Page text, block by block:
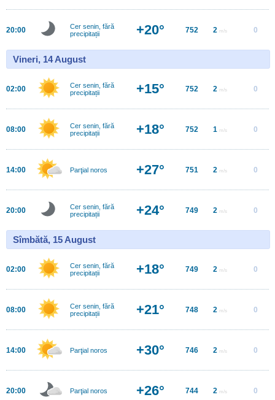
20:00
Cer senin, fără
precipitații
+20° 752 2 m/s 0
Vineri, 14 August
02:00
Cer senin, fără
precipitații
+15° 752 2 m/s 0
08:00
Cer senin, fără
precipitații
+18° 752 1 m/s 0
14:00 Parţial noros +27° 751 2 m/s 0
20:00
Cer senin, fără
precipitații
+24° 749 2 m/s 0
Sîmbătă, 15 August
02:00
Cer senin, fără
precipitații
+18° 749 2 m/s 0
08:00
Cer senin, fără
precipitații
+21° 748 2 m/s 0
14:00 Parţial noros +30° 746 2 m/s 0
20:00 Parţial noros +26° 744 2 m/s 0